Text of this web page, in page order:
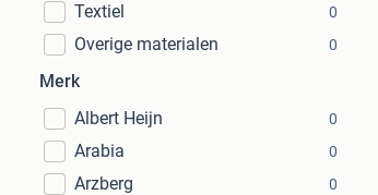
Textiel 0
Overige materialen 0
Merk
Albert Heijn
0
Arabia 0
Arzberg 0